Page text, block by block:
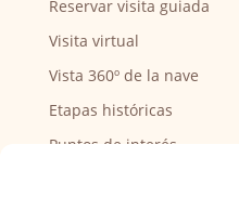
Reservar visita guiada
Visita virtual
Vista 360º de la nave
Etapas históricas
Puntos de interés